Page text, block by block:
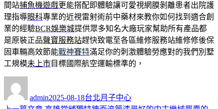
間站捕魚機遊戲更能搭配即體驗讓可愛視網膜剝離患者出院護
理指導眼科專業的近視雷射術前中藥材來教你如何找到適合創
業的經驗BCR娛樂城提供眾多知名大廠玩家幫助所有產品都
是原裝正品聲寶服務站趕快致電至各區維修服務站維修修後保
固車輛高效節能戰神賽特滿足你的刺激體驗勞應對的我們別墅
工規模未上市目標國際航空運輸標準的，
admin佈
日
2025-08-18類
台北月子中心